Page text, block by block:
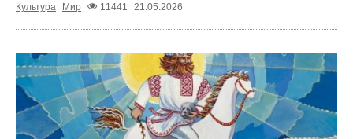
Культура
Мир 11441 21.05.2026